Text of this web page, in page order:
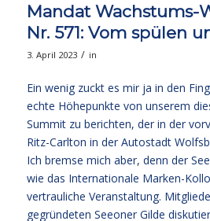
Mandat Wachstums-
Nr. 571: Vom spülen
3. April 2023 / in
Ein wenig zuckt es mir ja in den
echte Höhepunkte von unserem
Summit zu berichten, der in der
Ritz-Carlton in der Autostadt
Ich bremse mich aber, denn der
wie das Internationale Marken-
vertrauliche Veranstaltung.
gegründeten Seeoner Gilde